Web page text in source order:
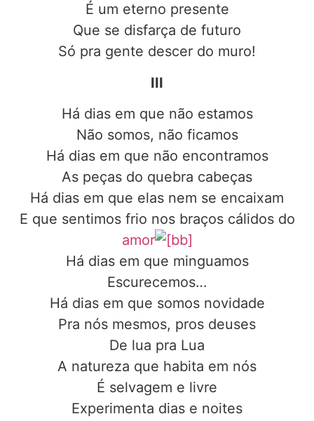
É um eterno presente
Que se disfarça de futuro
Só pra gente descer do muro!
III
Há dias em que não estamos
Não somos, não ficamos
Há dias em que não encontramos
As peças do quebra cabeças
Há dias em que elas nem se encaixam
E que sentimos frio nos braços cálidos do
amor
Há dias em que minguamos
Escurecemos…
Há dias em que somos novidade
Pra nós mesmos, pros deuses
De lua pra Lua
A natureza que habita em nós
É selvagem e livre
Experimenta dias e noites